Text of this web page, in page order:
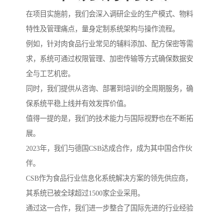
在项目实施前，我们会深入调研企业的生产模式、物料
特性及管理痛点，量身定制系统架构与操作流程。
例如，针对肉食品行业常见的辅料添加、配方保密等需
求，系统可通过权限管理、加密传输等方式确保数据安
全与工艺机密。
同时，我们提供从咨询、部署到培训的全周期服务，确
保系统平稳上线并有效发挥价值。
值得一提的是，我们的技术能力与国际视野也在不断拓
展。
2023年，我们与德国CSB达成合作，成为其中国合作伙
伴。
CSB作为食品行业信息化系统解决方案的领先供应商，
其系统已被全球超过1500家企业采用。
通过这一合作，我们进一步整合了国际先进的行业经验